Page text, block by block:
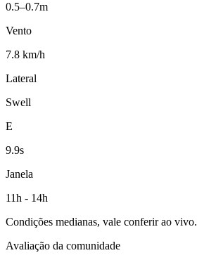
0.5–0.7m
Vento
7.8 km/h
Lateral
Swell
E
9.9s
Janela
11h - 14h
Condições medianas, vale conferir ao vivo.
Avaliação da comunidade